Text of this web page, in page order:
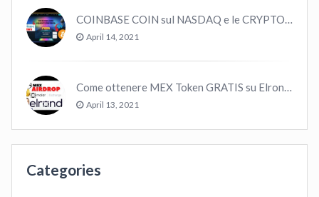
COINBASE COIN sul NASDAQ e le CRYPTO volano!
April 14, 2021
Come ottenere MEX Token GRATIS su Elrond ?
April 13, 2021
Categories